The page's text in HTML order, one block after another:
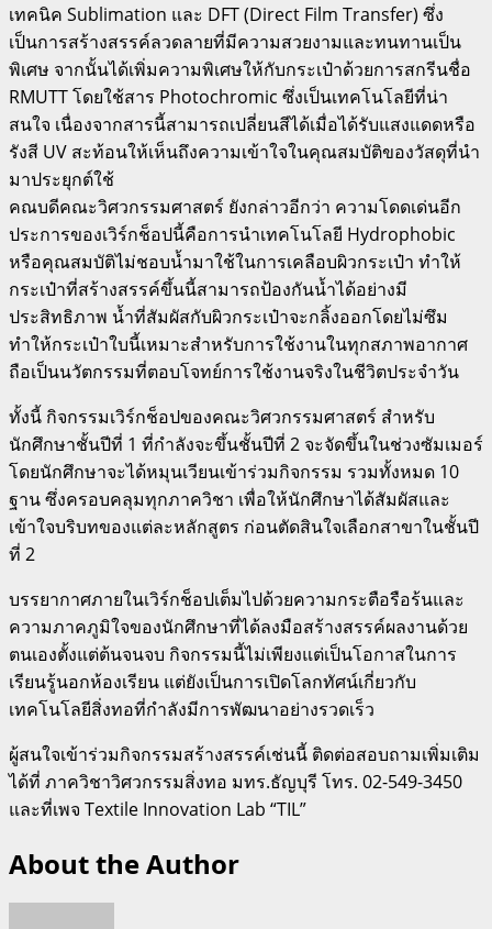
เทคนิค Sublimation และ DFT (Direct Film Transfer) ซึ่ง
เป็นการสร้างสรรค์ลวดลายที่มีความสวยงามและทนทานเป็น
พิเศษ จากนั้นได้เพิ่มความพิเศษให้กับกระเป๋าด้วยการสกรีนชื่อ
RMUTT โดยใช้สาร Photochromic ซึ่งเป็นเทคโนโลยีที่น่า
สนใจ เนื่องจากสารนี้สามารถเปลี่ยนสีได้เมื่อได้รับแสงแดดหรือ
รังสี UV สะท้อนให้เห็นถึงความเข้าใจในคุณสมบัติของวัสดุที่นำ
มาประยุกต์ใช้
คณบดีคณะวิศวกรรมศาสตร์ ยังกล่าวอีกว่า ความโดดเด่นอีก
ประการของเวิร์กช็อปนี้คือการนำเทคโนโลยี Hydrophobic
หรือคุณสมบัติไม่ชอบน้ำมาใช้ในการเคลือบผิวกระเป๋า ทำให้
กระเป๋าที่สร้างสรรค์ขึ้นนี้สามารถป้องกันน้ำได้อย่างมี
ประสิทธิภาพ น้ำที่สัมผัสกับผิวกระเป๋าจะกลิ้งออกโดยไม่ซึม
ทำให้กระเป๋าใบนี้เหมาะสำหรับการใช้งานในทุกสภาพอากาศ
ถือเป็นนวัตกรรมที่ตอบโจทย์การใช้งานจริงในชีวิตประจำวัน
ทั้งนี้ กิจกรรมเวิร์กช็อปของคณะวิศวกรรมศาสตร์ สำหรับ
นักศึกษาชั้นปีที่ 1 ที่กำลังจะขึ้นชั้นปีที่ 2 จะจัดขึ้นในช่วงซัมเมอร์
โดยนักศึกษาจะได้หมุนเวียนเข้าร่วมกิจกรรม รวมทั้งหมด 10
ฐาน ซึ่งครอบคลุมทุกภาควิชา เพื่อให้นักศึกษาได้สัมผัสและ
เข้าใจบริบทของแต่ละหลักสูตร ก่อนตัดสินใจเลือกสาขาในชั้นปี
ที่ 2
บรรยากาศภายในเวิร์กช็อปเต็มไปด้วยความกระตือรือร้นและ
ความภาคภูมิใจของนักศึกษาที่ได้ลงมือสร้างสรรค์ผลงานด้วย
ตนเองตั้งแต่ต้นจนจบ กิจกรรมนี้ไม่เพียงแต่เป็นโอกาสในการ
เรียนรู้นอกห้องเรียน แต่ยังเป็นการเปิดโลกทัศน์เกี่ยวกับ
เทคโนโลยีสิ่งทอที่กำลังมีการพัฒนาอย่างรวดเร็ว
ผู้สนใจเข้าร่วมกิจกรรมสร้างสรรค์เช่นนี้ ติดต่อสอบถามเพิ่มเติม
ได้ที่ ภาควิชาวิศวกรรมสิ่งทอ มทร.ธัญบุรี โทร. 02-549-3450
และที่เพจ Textile Innovation Lab “TIL”
About the Author